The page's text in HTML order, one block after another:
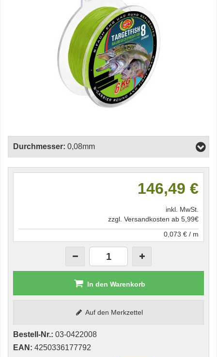
Durchmesser: 0,08mm
146,49 €
inkl. MwSt.
zzgl. Versandkosten ab 5,99€
0,073 € / m
In den Warenkorb
Auf den Merkzettel
Bestell-Nr.: 03-0422008
EAN: 4250336177792